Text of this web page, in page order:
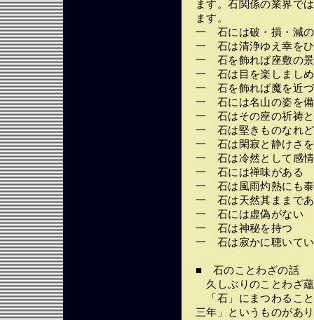
ます。石関係の業界で
ます。
一 石には破・損・減
一 石は清浄ゆえ幸を
一 石を飾れば座敷の
一 石は目を楽しまし
一 石を飾れば魔を近
一 石には名山の姿を
一 石はその座の祈祷
一 石は堅きものなれ
一 石は閑寂と静けさ
一 石は冷然として感
一 石には禅味がある
一 石は風雨灼熱にも
一 石は天然其ままで
一 石には虚偽がない
一 石は神秘を持つ
一 石は寂かに聴いて
■ 石のことわざの話
久しぶりのことわざ
「石」にまつわるこ
三年」というものがあ